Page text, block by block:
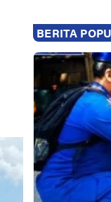
BERITA